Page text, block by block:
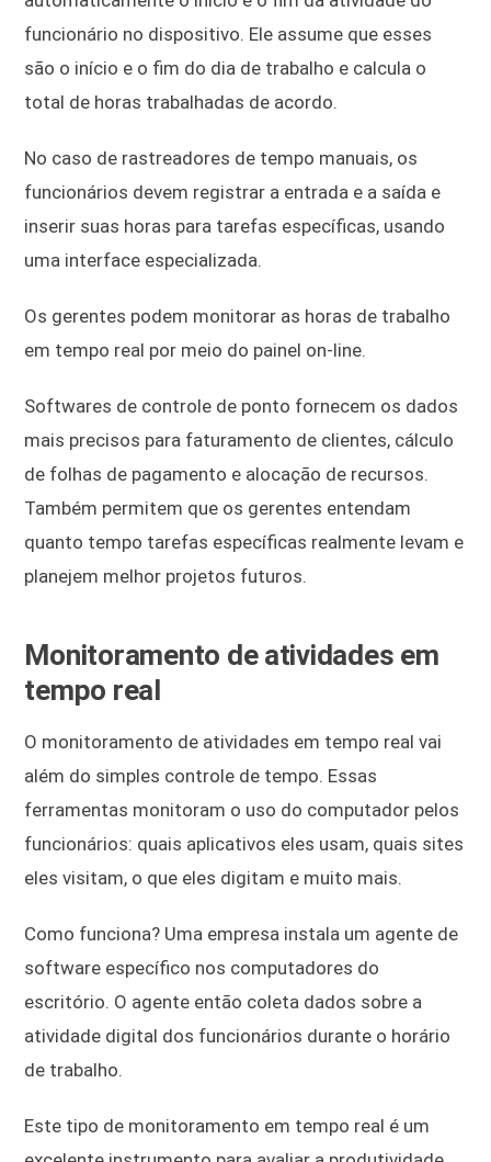
funcionário no dispositivo. Ele assume que esses
são o início e o fim do dia de trabalho e calcula o
total de horas trabalhadas de acordo.
No caso de rastreadores de tempo manuais, os
funcionários devem registrar a entrada e a saída e
inserir suas horas para tarefas específicas, usando
uma interface especializada.
Os gerentes podem monitorar as horas de trabalho
em tempo real por meio do painel on-line.
Softwares de controle de ponto fornecem os dados
mais precisos para faturamento de clientes, cálculo
de folhas de pagamento e alocação de recursos.
Também permitem que os gerentes entendam
quanto tempo tarefas específicas realmente levam e
planejem melhor projetos futuros.
Monitoramento de atividades em
tempo real
O monitoramento de atividades em tempo real vai
além do simples controle de tempo. Essas
ferramentas monitoram o uso do computador pelos
funcionários: quais aplicativos eles usam, quais sites
eles visitam, o que eles digitam e muito mais.
Como funciona? Uma empresa instala um agente de
software específico nos computadores do
escritório. O agente então coleta dados sobre a
atividade digital dos funcionários durante o horário
de trabalho.
Este tipo de monitoramento em tempo real é um